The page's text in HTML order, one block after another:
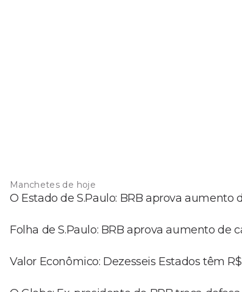
Manchetes de hoje
O Estado de S.Paulo: BRB aprova
Folha de S.Paulo: BRB aprova aumento de
Valor Econômico: Dezesseis Estados têm